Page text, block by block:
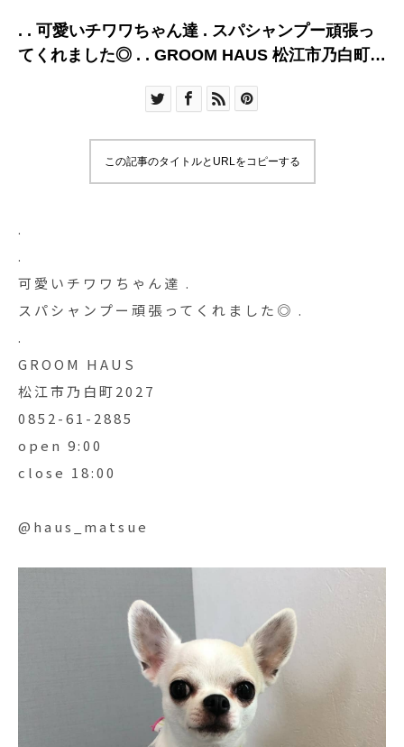
. . 可愛いチワワちゃん達 . スパシャンプー頑張っ
てくれました◎ . . GROOM HAUS 松江市乃白町
この記事のタイトルとURLをコピーする
.
.
可愛いチワワちゃん達 .
スパシャンプー頑張ってくれました◎ .
.
GROOM HAUS
松江市乃白町2027
0852-61-2885
open 9:00
close 18:00
@haus_matsue